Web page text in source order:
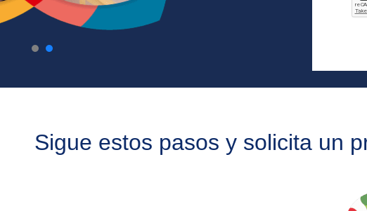
0 1
Sigue estos pasos y solicita un